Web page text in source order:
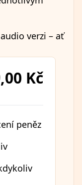
verzi – ať
Kč
peněz